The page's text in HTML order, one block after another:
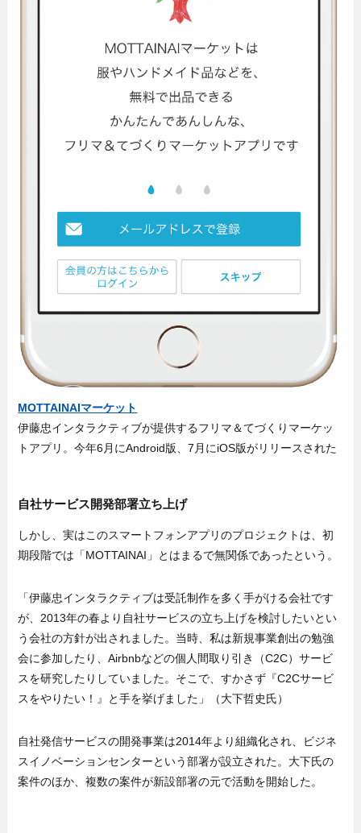
MOTTAINAIマーケット
伊藤忠インタラクティブが提供するフリマ＆てづくりマーケッ
トアプリ。今年6月にAndroid版、7月にiOS版がリリースされた
自社サービス開発部署立ち上げ
しかし、実はこのスマートフォンアプリのプロジェクトは、初
期段階では「MOTTAINAI」とはまるで無関係であったという。
「伊藤忠インタラクティブは受託制作を多く手がける会社です
が、2013年の春より自社サービスの立ち上げを検討したいとい
う会社の方針が出されました。当時、私は新規事業創出の勉強
会に参加したり、Airbnbなどの個人間取り引き（C2C）サービ
スを研究したりしていました。そこで、すかさず『C2Cサービ
スをやりたい！』と手を挙げました」（大下哲史氏）
自社発信サービスの開発事業は2014年より組織化され、ビジネ
スイノベーションセンターという部署が設立された。大下氏の
案件のほか、複数の案件が新設部署の元で活動を開始した。